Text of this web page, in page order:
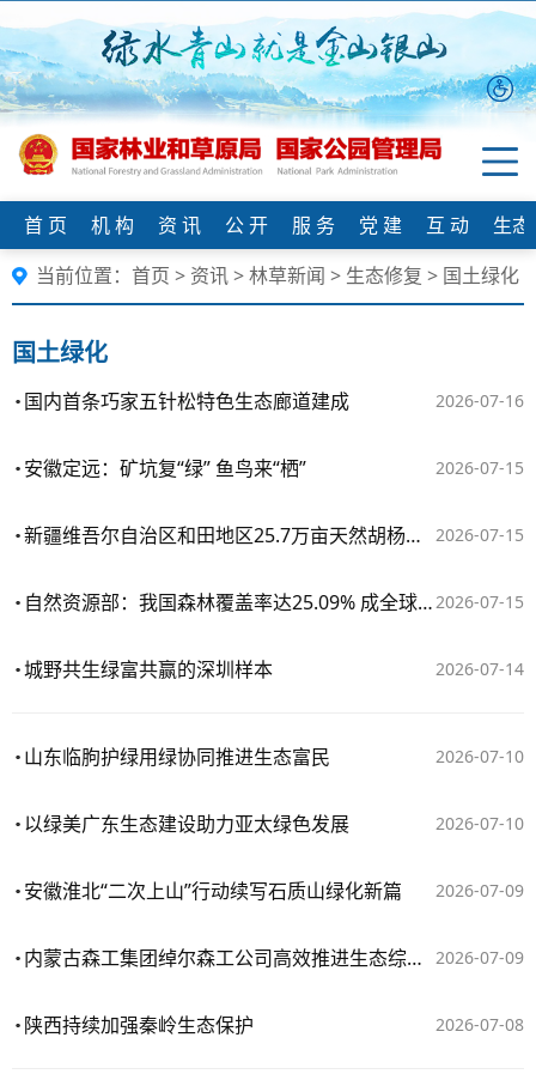
首 页 机 构 资 讯 公 开 服 务 党 建 互 动
生
当前位置： 首页 > 资讯>林草新闻 > 生态修复 > 国土绿化
国土绿化
2026-07-16
国内首条巧家五针松特色生态廊道建成
2026-07-15
安徽定远：矿坑复“绿” 鱼鸟来“栖”
2026-07-15
新疆维吾尔自治区和田地区25.7万亩天然胡杨林实施生态补水
2026-07-15
自然资源部：我国森林覆盖率达25.09% 成全球增绿最多最快国家
2026-07-14
城野共生绿富共赢的深圳样本
2026-07-10
山东临朐护绿用绿协同推进生态富民
2026-07-10
以绿美广东生态建设助力亚太绿色发展
2026-07-09
安徽淮北“二次上山”行动续写石质山绿化新篇
2026-07-09
内蒙古森工集团绰尔森工公司高效推进生态综合治理
2026-07-08
陕西持续加强秦岭生态保护